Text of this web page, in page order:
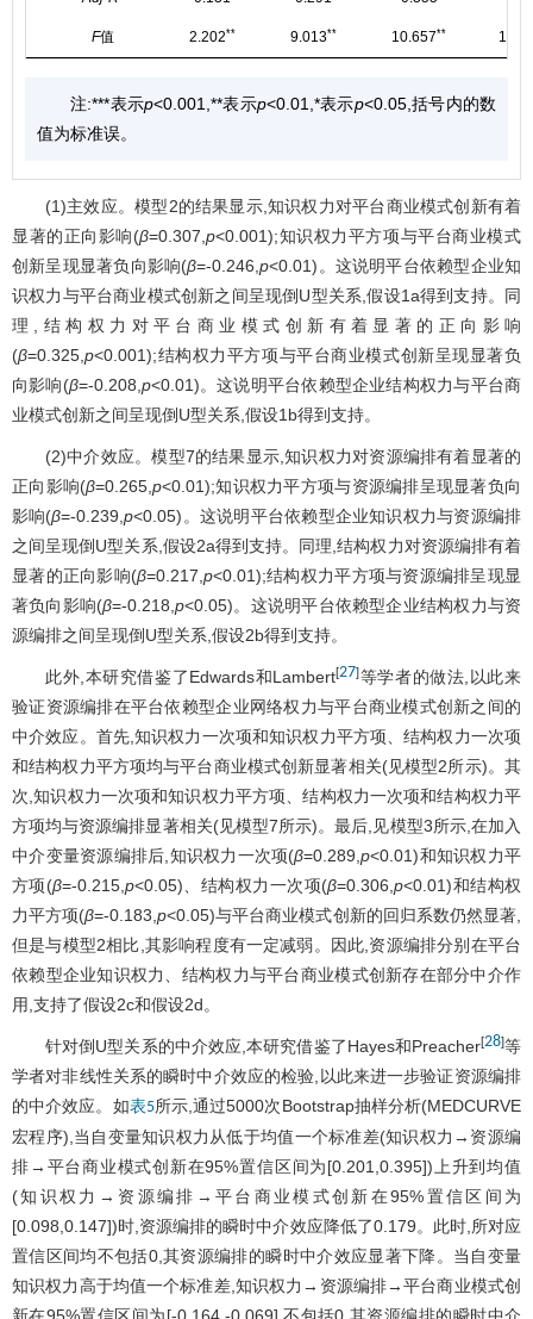
F值 2.202** 9.013** 10.657**
注:***表示p<0.001,**表示p<0.01,*表示p<0.05,括号内的数
值为标准误。
(1)主效应。模型2的结果显示,知识权力对平台商业模式创新有着
显著的正向影响(β=0.307,p<0.001);知识权力平方项与平台商业模式
创新呈现显著负向影响(β=-0.246,p<0.01)。这说明平台依赖型企业知
识权力与平台商业模式创新之间呈现倒U型关系,假设1a得到支持。同
理,结构权力对平台商业模式创新有着显著的正向影响
(β=0.325,p<0.001);结构权力平方项与平台商业模式创新呈现显著负
向影响(β=-0.208,p<0.01)。这说明平台依赖型企业结构权力与平台商
业模式创新之间呈现倒U型关系,假设1b得到支持。
(2)中介效应。模型7的结果显示,知识权力对资源编排有着显著的
正向影响(β=0.265,p<0.01);知识权力平方项与资源编排呈现显著负向
影响(β=-0.239,p<0.05)。这说明平台依赖型企业知识权力与资源编排
之间呈现倒U型关系,假设2a得到支持。同理,结构权力对资源编排有着
显著的正向影响(β=0.217,p<0.01);结构权力平方项与资源编排呈现显
著负向影响(β=-0.218,p<0.05)。这说明平台依赖型企业结构权力与资
源编排之间呈现倒U型关系,假设2b得到支持。
此外,本研究借鉴了Edwards和Lambert[27]等学者的做法,以此来
验证资源编排在平台依赖型企业网络权力与平台商业模式创新之间的
中介效应。首先,知识权力一次项和知识权力平方项、结构权力一次项
和结构权力平方项均与平台商业模式创新显著相关(见模型2所示)。其
次,知识权力一次项和知识权力平方项、结构权力一次项和结构权力平
方项均与资源编排显著相关(见模型7所示)。最后,见模型3所示,在加入
中介变量资源编排后,知识权力一次项(β=0.289,p<0.01)和知识权力平
方项(β=-0.215,p<0.05)、结构权力一次项(β=0.306,p<0.01)和结构权
力平方项(β=-0.183,p<0.05)与平台商业模式创新的回归系数仍然显著,
但是与模型2相比,其影响程度有一定减弱。因此,资源编排分别在平台
依赖型企业知识权力、结构权力与平台商业模式创新存在部分中介作
用,支持了假设2c和假设2d。
针对倒U型关系的中介效应,本研究借鉴了Hayes和Preacher[28]等
学者对非线性关系的瞬时中介效应的检验,以此来进一步验证资源编排
的中介效应。如表5所示,通过5000次Bootstrap抽样分析(MEDCURVE
宏程序),当自变量知识权力从低于均值一个标准差(知识权力→资源编
排→平台商业模式创新在95%置信区间为[0.201,0.395])上升到均值
(知识权力→资源编排→平台商业模式创新在95%置信区间为
[0.098,0.147])时,资源编排的瞬时中介效应降低了0.179。此时,所对应
置信区间均不包括0,其资源编排的瞬时中介效应显著下降。当自变量
知识权力高于均值一个标准差,知识权力→资源编排→平台商业模式创